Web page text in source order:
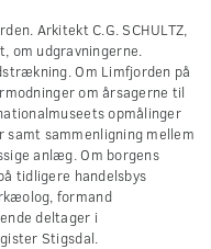
Arkitekt C.G. SCHULTZ,
om udgravningerne.
Om Limfjorden på
om årsagerne til
opmålinger
sammenligning mellem
anlæg. Om borgens
tidligere handelsbys
formand
deltager i
Stigsdal.